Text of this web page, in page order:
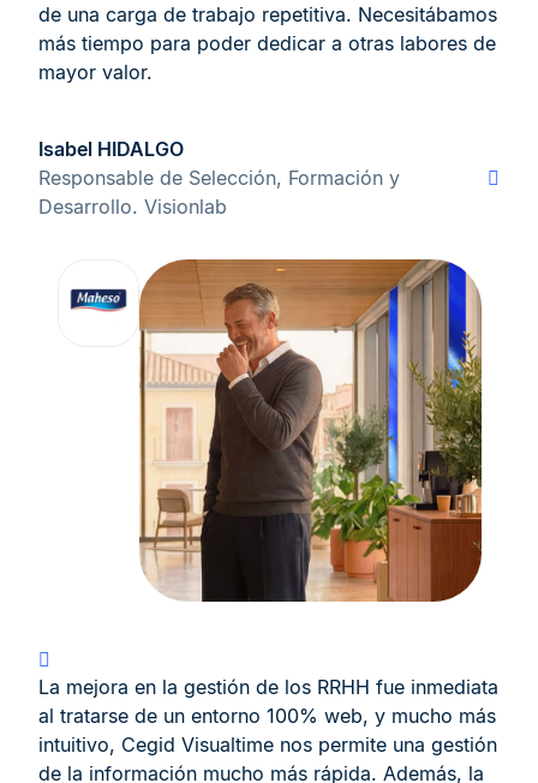
de una carga de trabajo repetitiva. Necesitábamos
más tiempo para poder dedicar a otras labores de
mayor valor.
Isabel HIDALGO
Responsable de Selección, Formación y
Desarrollo. Visionlab
La mejora en la gestión de los RRHH fue inmediata
al tratarse de un entorno 100% web, y mucho más
intuitivo, Cegid Visualtime nos permite una gestión
de la información mucho más rápida. Además, la